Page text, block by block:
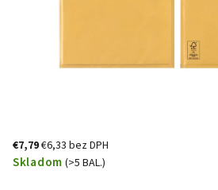
€7,79€6,33 bez DPH
Skladom (>5 BAL.)